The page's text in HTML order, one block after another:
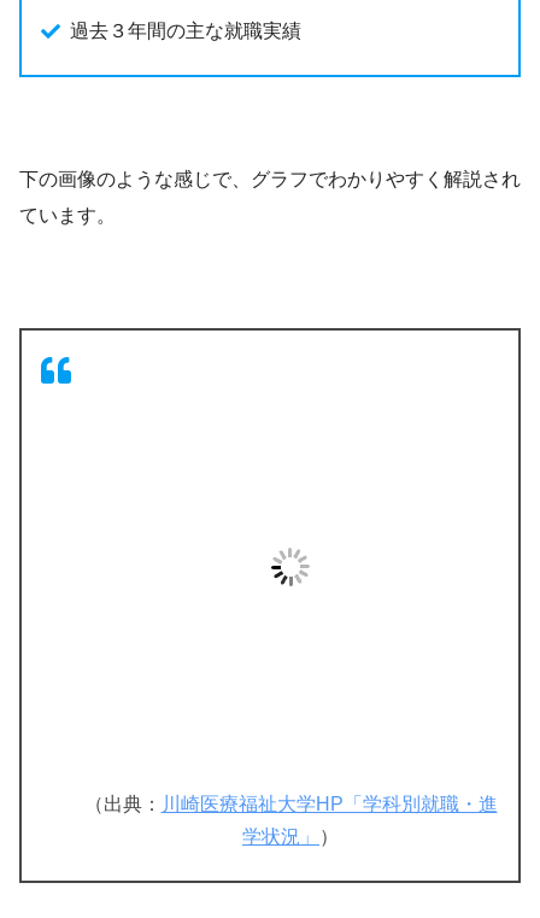
過去３年間の主な就職実績
下の画像のような感じで、グラフでわかりやすく解説され
ています。
（出典： 川崎医療福祉大学HP「学科別就職・進
学状況」
）